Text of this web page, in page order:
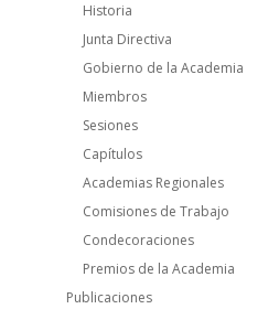
Historia
Junta Directiva
Gobierno de la Academia
Miembros
Sesiones
Capítulos
Academias Regionales
Comisiones de Trabajo
Condecoraciones
Premios de la Academia
Publicaciones